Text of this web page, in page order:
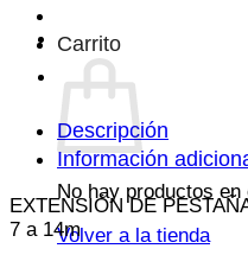
Carrito
No hay productos
Volver a la tienda
SM
-
GROSOR
0.07
-
MIX
a
14m
Descripción
Información
EXTENSIÓN DE
7 a 14m